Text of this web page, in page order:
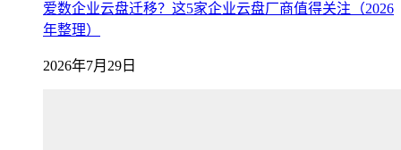
爱数企业云盘迁移？这5家企业云盘厂商值得关注（2026
年整理）
2026年7月29日